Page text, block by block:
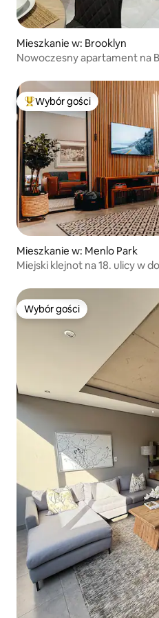
Mieszkanie w: Brooklyn
Nowoczesny apartament na
Najpopularniejsze z kategorii
Wybór gości
Mieszkanie w: Menlo Park
Miejski klejnot na 18. ulicy w
Wybór gości
Wybór gości